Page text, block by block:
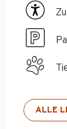
ALLE